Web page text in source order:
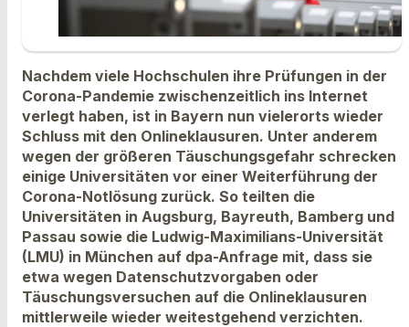
Nachdem viele Hochschulen ihre Prüfungen in der
Corona-Pandemie zwischenzeitlich ins Internet
verlegt haben, ist in Bayern nun vielerorts wieder
Schluss mit den Onlineklausuren. Unter anderem
wegen der größeren Täuschungsgefahr schrecken
einige Universitäten vor einer Weiterführung der
Corona-Notlösung zurück. So teilten die
Universitäten in Augsburg, Bayreuth, Bamberg und
Passau sowie die Ludwig-Maximilians-Universität
(LMU) in München auf dpa-Anfrage mit, dass sie
etwa wegen Datenschutzvorgaben oder
Täuschungsversuchen auf die Onlineklausuren
mittlerweile wieder weitestgehend verzichten.